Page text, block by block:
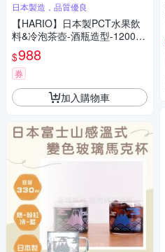
日本製造，品質優良
【HARIO】日本製PCT水果飲
料&冷泡茶壺-酒瓶造型-1200ml
-白色
$988
券
加入購物車